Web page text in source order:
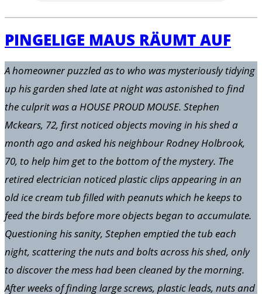
PINGELIGE MAUS RÄUMT AUF
A homeowner puzzled as to who was mysteriously tidying
up his garden shed late at night was astonished to find
the culprit was a HOUSE PROUD MOUSE. Stephen
Mckears, 72, first noticed objects moving in his shed a
month ago and asked his neighbour Rodney Holbrook,
70, to help him get to the bottom of the mystery. The
retired electrician noticed plastic clips appearing in an
old ice cream tub filled with peanuts which he keeps to
feed the birds before more objects began to accumulate.
Questioning his sanity, Stephen emptied the tub each
night, scattering the nuts and bolts across his shed, only
to discover the mess had been cleaned by the morning.
After weeks of finding large screws, plastic leads, nuts and